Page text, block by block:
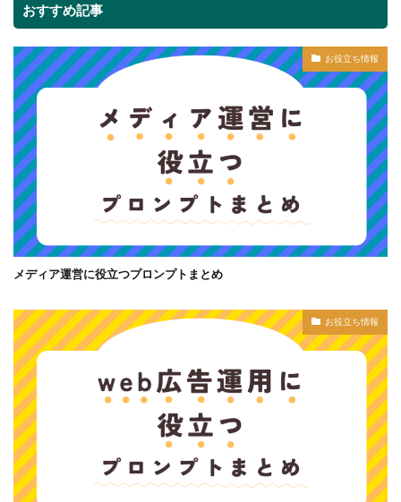
おすすめ記事
お役立ち情報
メディア運営に役立つプロンプトまとめ
お役立ち情報